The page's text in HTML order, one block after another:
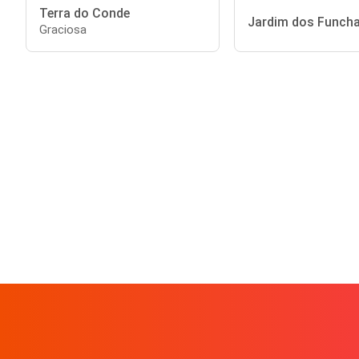
Terra do Conde
Graciosa Jardim dos